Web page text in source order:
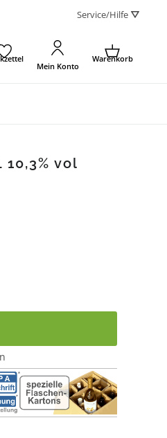
Service/Hilfe ⛛
Mein Konto
Warenkorb
vol
Wert ein